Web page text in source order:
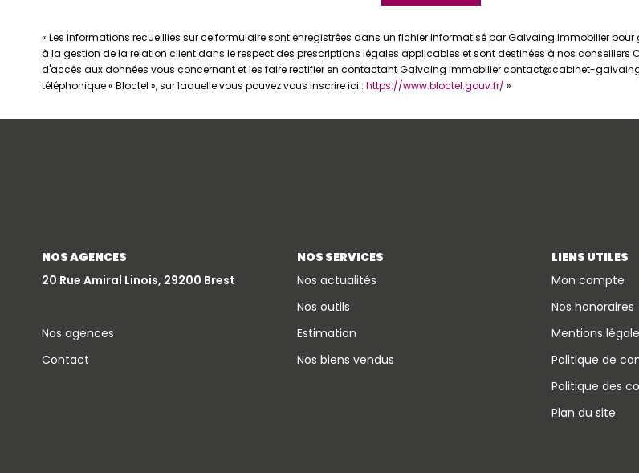
« Les informations recueillies sur ce formulaire sont enregistrées dans un fichier informatisé par Galvaing Immobilier
à la gestion de la relation client dans le respect des prescriptions légales applicables et sont destinées à nos conseillers
d'accès aux données vous concernant et les faire rectifier en contactant Galvaing Immobilier contact@cabinet-
téléphonique « Bloctel », sur laquelle vous pouvez vous inscrire ici : https://www.bloctel.gouv.fr/ »
NOS AGENCES
20 Rue Amiral Linois, 29200 Brest
Nos agences
Contact
NOS SERVICES
Nos actualités
Nos outils
Estimation
Nos biens vendus
LIENS UTILES
Mon compte
Nos honoraires
Mentions
Politique de
Politique des
Plan du site